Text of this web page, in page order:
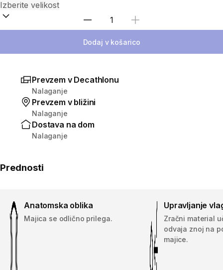
Izberite količino
Dodaj v košarico
Prevzem v Decathlonu
Nalaganje
Prevzem v bližini
Nalaganje
Dostava na dom
Nalaganje
Prednosti
Anatomska oblika
Majica se odlično prilega.
Upravljanje
Zračni material
odvaja znoj na
majice.